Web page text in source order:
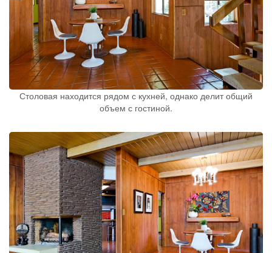
Столовая находится рядом с кухней, однако делит общий
объем с гостиной.